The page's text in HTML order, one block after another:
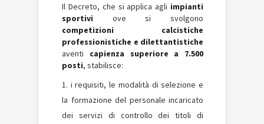
Il Decreto, che si applica agli impianti
sportivi ove si svolgono
competizioni calcistiche
professionistiche e dilettantistiche
aventi capienza superiore a 7.500
posti, stabilisce:
i requisiti, le modalità di selezione e
la formazione del personale incaricato
dei servizi di controllo dei titoli di